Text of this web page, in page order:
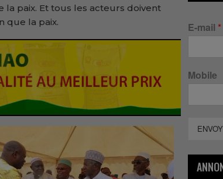
paix. Et tous les acteurs doivent
que la paix.
E-mail *
Mobile